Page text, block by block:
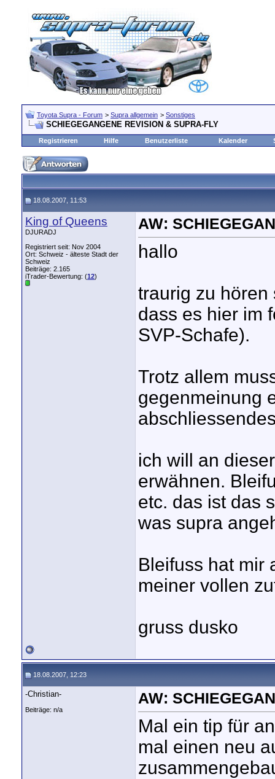
Toyota Supra - Forum > Supra allgemein > Sonstiges
SCHIEGEGANGENE REVISION & SUPRA-FLY
Registrieren Hilfe Benutzerliste Kalender
18.08.2007, 11:53
King of Queens
DJURADJ
Registriert seit: Nov 2004
Ort: Schweiz - älteste Stadt der
Schweiz
Beiträge: 2.165
iTrader-Bewertung: (12)
AW:
hallo
traurig zu hören
dass es hier im
SVP-Schafe).
Trotz allem
gegenmeinung
ich will an
erwähnen.
etc. das ist das
was supra
Bleifuss hat mir
meiner vollen
gruss dusko
18.08.2007, 12:23
-Christian-
Beiträge: n/a
AW:
Mal ein tip für
mal einen neu